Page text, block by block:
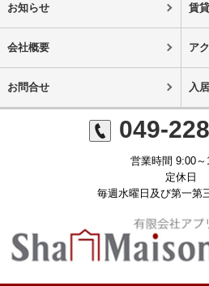
お知らせ 賃
会社概要 ア
お問合せ 入
049-
営業時間 9:00～
定休日
毎週水曜日及び第一第